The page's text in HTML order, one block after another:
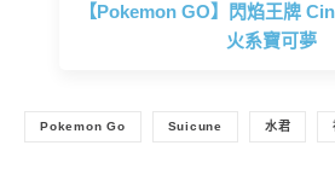
【Pokemon GO】閃焰王牌
火系寶可夢
Pokemon Go Suicune 水君